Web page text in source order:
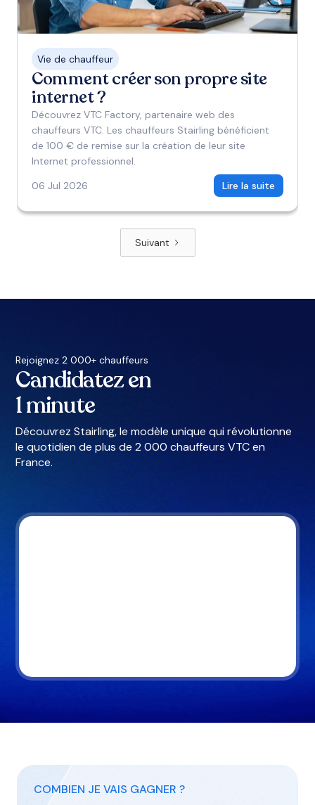
Vie de chauffeur
Comment créer son propre site
internet ?
Découvrez VTC Factory, partenaire web des
chauffeurs VTC. Les chauffeurs Stairling bénéficient
de 100 € de remise sur la création de leur site
Internet professionnel.
06 Jul 2026
Lire la suite
Suivant
Rejoignez 2 000+ chauffeurs
Candidatez en
1 minute
Découvrez Stairling, le modèle unique qui révolutionne
le quotidien de plus de 2 000 chauffeurs VTC en
France.
COMBIEN JE VAIS GAGNER ?